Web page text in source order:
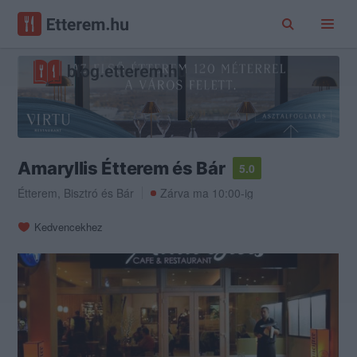
Amaryllis Étterem és Bár
5.0
Étterem, Bisztró és Bár Zárva ma 10:00-ig
Kedvencekhez